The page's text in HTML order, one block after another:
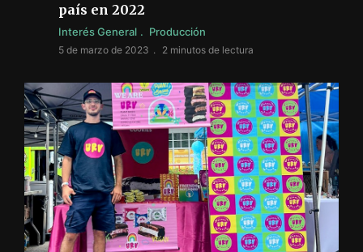
país en 2022
Interés General Producción
5 de marzo de 2023 2 minutos de lectura